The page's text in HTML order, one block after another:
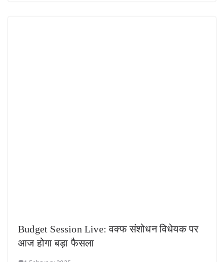
Budget Session Live: वक्फ संशोधन विधेयक पर
आज होगा बड़ा फैसला